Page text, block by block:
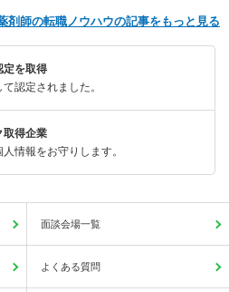
剤師の転職ノウハウの記事をもっと見る
定を取得
認定されました。
取得企業
情報をお守りします。
面談会場一覧
よくある質問